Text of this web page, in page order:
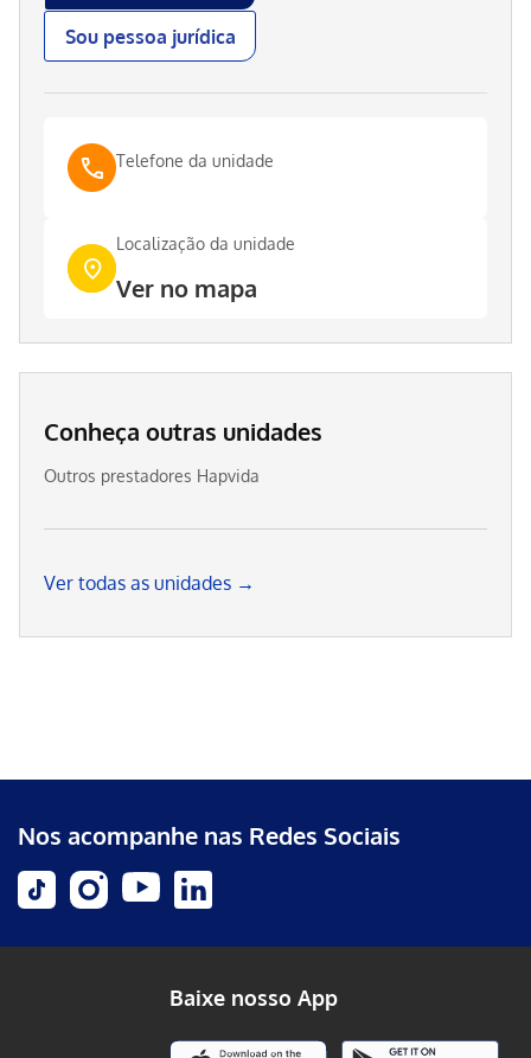
Sou pessoa jurídica
Telefone da unidade
Localização da unidade
Ver no mapa
Conheça outras unidades
Outros prestadores Hapvida
Ver todas as unidades →
Nos acompanhe nas Redes Sociais
Baixe nosso App